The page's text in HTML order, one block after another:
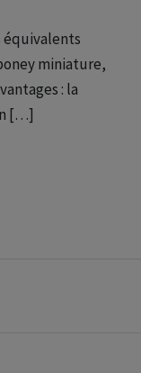
équivalents
miniature,
: la
[…]